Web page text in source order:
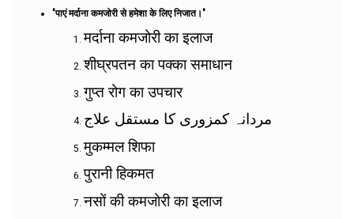
"पाएं मर्दाना कमजोरी से हमेशा के लिए निजात।"
मर्दाना कमजोरी का इलाज
शीघ्रपतन का पक्का समाधान
गुप्त रोग का उपचार
مردانہ کمزوری کا مستقل علاج
मुकम्मल शिफा
पुरानी हिकमत
नसों की कमजोरी का इलाज